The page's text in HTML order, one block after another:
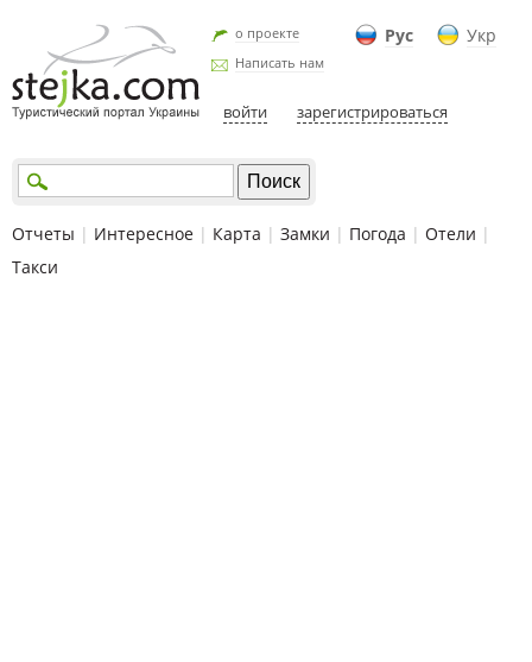
Рус Укр
о проекте
Написать нам
войти зарегистрироваться
Отчеты | Интересное | Карта | Замки | Погода | Отели |
Такси